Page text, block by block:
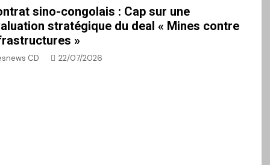
sino-congolais : Cap sur une
stratégique du deal « Mines contre
»
CD 22/07/2026